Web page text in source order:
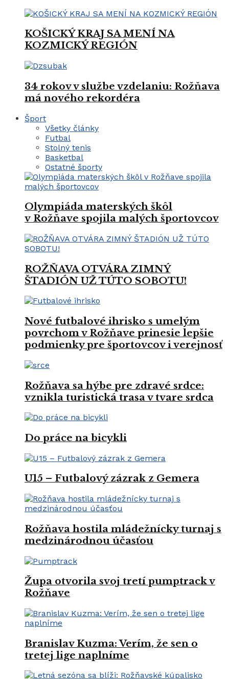
KOŠICKÝ KRAJ SA MENÍ NA
KOZMICKÝ REGIÓN
34 rokov v službe vzdelaniu: Rožňava
má nového rekordéra
Šport
Všetky články
Futbal
Stolný tenis
Basketbal
Ostatné športy
Olympiáda materských škôl
v Rožňave spojila malých športovcov
ROŽŇAVA OTVÁRA ZIMNÝ
ŠTADIÓN UŽ TÚTO SOBOTU!
Nové futbalové ihrisko s umelým
povrchom v Rožňave prinesie lepšie
podmienky pre športovcov i verejnosť
Rožňava sa hýbe pre zdravé srdce:
vznikla turistická trasa v tvare srdca
Do práce na bicykli
U15 – Futbalový zázrak z Gemera
Rožňava hostila mládežnícky turnaj s
medzinárodnou účasťou
Župa otvorila svoj tretí pumptrack v
Rožňave
Branislav Kuzma: Verím, že sen o
tretej lige naplníme